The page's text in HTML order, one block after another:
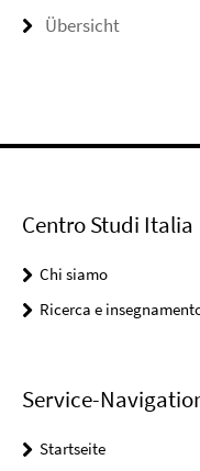
Übersicht
Centro Studi Italia
Chi siamo
Ricerca e
Service-
Startseite